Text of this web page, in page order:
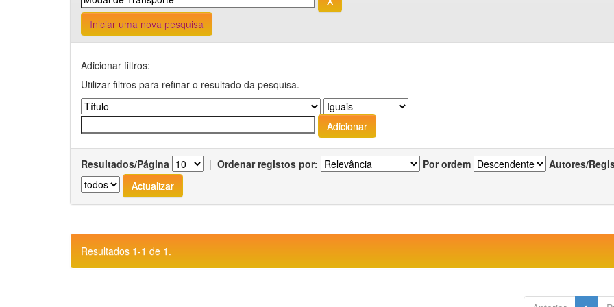
Iniciar uma nova pesquisa
Adicionar filtros:
Utilizar filtros para refinar o resultado da pesquisa.
Resultados/Página | Ordenar registos por: Por ordem Autores/
Resultados 1-1 de 1.